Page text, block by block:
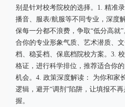
别是针对校考院校的选择。1. 精准
播音、服表/航服等不同专业，深度
保每一分都不浪费，争取“低分高就
合你的专业形象气质、艺术潜质、
档、稳妥档、保底档院校方案。3.
格证，进行科学排位，推荐适合你
机会。4. 政策深度解读： 为你和家
逻辑，避开“调剂”陷阱，让填报不
握。